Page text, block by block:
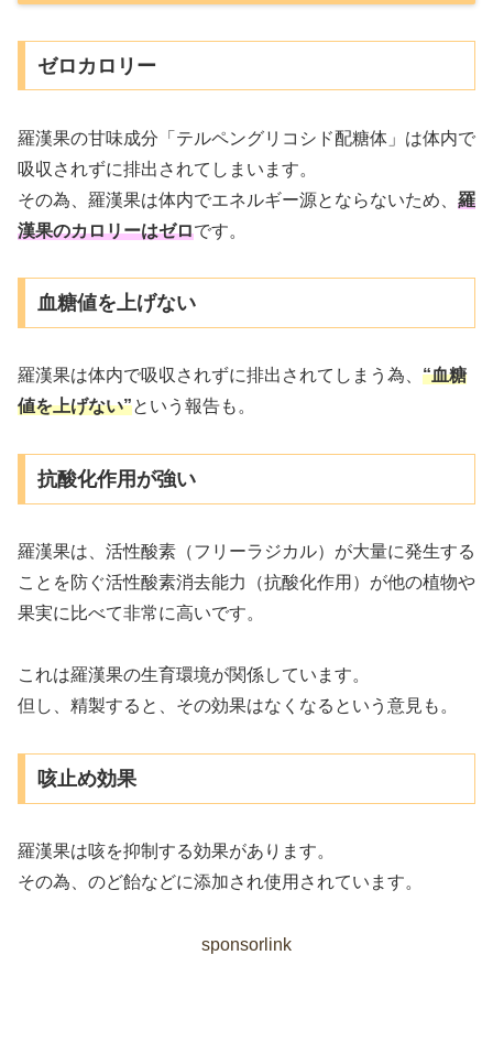
ゼロカロリー
羅漢果の甘味成分「テルペングリコシド配糖体」は体内で
吸収されずに排出されてしまいます。
その為、羅漢果は体内でエネルギー源とならないため、 羅
漢果のカロリーはゼロです。
血糖値を上げない
羅漢果は体内で吸収されずに排出されてしまう為、 “血糖
値を上げない”という報告も。
抗酸化作用が強い
羅漢果は、活性酸素（フリーラジカル）が大量に発生する
ことを防ぐ活性酸素消去能力（抗酸化作用）が他の植物や
果実に比べて非常に高いです。
これは羅漢果の生育環境が関係しています。
但し、 精製すると、その効果はなくなるという意見 も。
咳止め効果
羅漢果は咳を抑制する効果があります。
その為、のど飴などに添加され使用されています。
sponsorlink